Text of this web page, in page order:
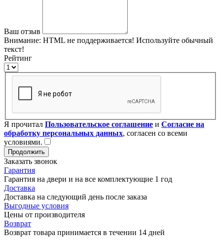
Ваш отзыв
Внимание: HTML не поддерживается! Используйте обычный
текст!
Рейтинг
Я прочитал Пользовательское соглашение и Согласие на
обработку персональных данных, согласен со всеми
условиями.
Продолжить
Заказать звонок
Гарантия
Гарантия на двери и на все комплектующие 1 год
Доставка
Доставка на следующий день после заказа
Выгодные условия
Цены от производителя
Возврат
Возврат товара принимается в течении 14 дней